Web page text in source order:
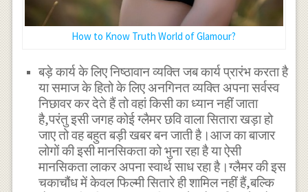
How to Know Truth World of Glamour?
बड़े कार्य के लिए निष्ठावान व्यक्ति जब कार्य प्रारंभ करता है
या समाज के हितो के लिए अनगिनत व्यक्ति अपना सर्वस्व
निछावर कर देते हैं तो वहां किसी का ध्यान नहीं जाता
है,परंतु इसी जगह कोई ग्लैमर छवि वाला सितारा खड़ा हो
जाए तो वह बहुत बड़ी खबर बन जाती है।आज का बाजार
लोगों की इसी मानसिकता को भुना रहा है या ऐसी
मानसिकता लाकर अपना स्वार्थ साध रहा है।ग्लैमर की इस
चकाचौंध में केवल फिल्मी सितारे ही शामिल नहीं हैं,बल्कि